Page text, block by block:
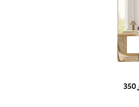
نجف مودرن E27*1L قطر 350